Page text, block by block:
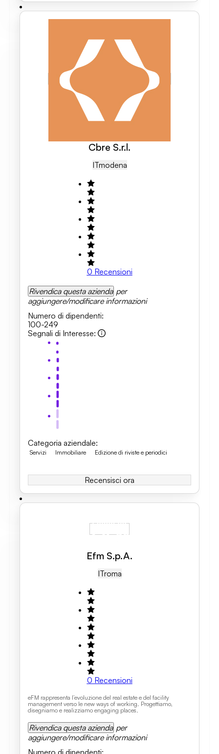
Cbre S.r.l.
ITModena
0 Recensioni
Rivendica questa azienda per
aggiungere/modificare informazioni
Numero di dipendenti:
100-249
Segnali di Interesse:
Categoria aziendale:
Servizi Immobiliare Edizione di riviste e periodici
Recensisci ora
Efm S.p.A.
ITRoma
0 Recensioni
eFM rappresenta l’evoluzione del real estate e del facility
management verso le new ways of working. Progettiamo,
disegniamo e realizziamo engaging places.
Rivendica questa azienda per
aggiungere/modificare informazioni
Numero di dipendenti: